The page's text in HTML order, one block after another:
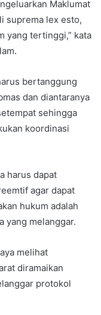
Maklumat
suprema lex esto,
yang tertinggi,” kata
bertanggung
dan diantaranya
sehingga
koordinasi
harus dapat
agar dapat
hukum adalah
yang melanggar.
melihat
diramaikan
protokol